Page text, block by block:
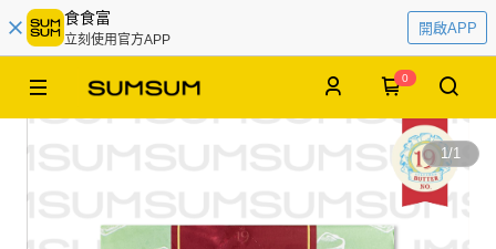
食食富
立刻使用官方APP
開啟APP
0
1/1